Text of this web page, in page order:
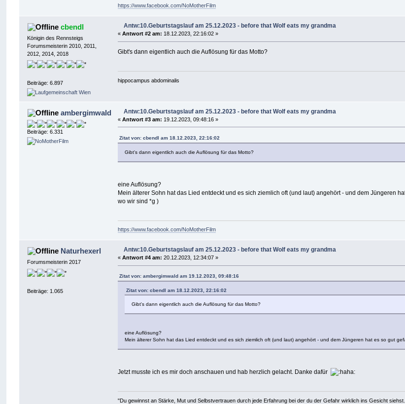
https://www.facebook.com/NoMotherFilm
cbendl
Königin des Rennsteigs
Forumsmeisterin 2010, 2011,
2012, 2014, 2018
Beiträge: 6.897
Antw:10.Geburtstagslauf am 25.12.2023 - before that Wolf eats my grandma
«Antwort #2 am: 18.12.2023, 22:16:02 »
Gibt's dann eigentlich auch die Auflösung für das Motto?
hippocampus abdominalis
ambergimwald
Beiträge: 6.331
Antw:10.Geburtstagslauf am 25.12.2023 - before that Wolf eats my grandma
«Antwort #3 am: 19.12.2023, 09:48:16 »
Zitat von: cbendl am 18.12.2023, 22:16:02
Gibt's dann eigentlich auch die Auflösung für das Motto?
eine Auflösung?
Mein älterer Sohn hat das Lied entdeckt und es sich ziemlich oft (und laut) angehört - und dem Jüngeren
wo wir sind *g )
https://www.facebook.com/NoMotherFilm
Naturhexerl
Forumsmeisterin 2017
Beiträge: 1.065
Antw:10.Geburtstagslauf am 25.12.2023 - before that Wolf eats my grandma
«Antwort #4 am: 20.12.2023, 12:34:07 »
Zitat von: ambergimwald am 19.12.2023, 09:48:16
Zitat von: cbendl am 18.12.2023, 22:16:02
Gibt's dann eigentlich auch die Auflösung für das Motto?
eine Auflösung?
Mein älterer Sohn hat das Lied entdeckt und es sich ziemlich oft (und laut) angehört - und dem Jüngeren hat es so gut
Jetzt musste ich es mir doch anschauen und hab herzlich gelacht. Danke dafür
"Du gewinnst an Stärke, Mut und Selbstvertrauen durch jede Erfahrung bei der du der Gefahr wirklich ins Gesicht